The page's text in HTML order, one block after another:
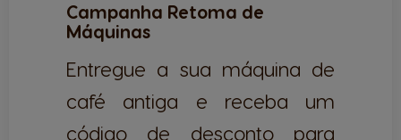
Campanha Retoma de
Máquinas
Entregue a sua máquina de
café antiga e receba um
código de desconto para